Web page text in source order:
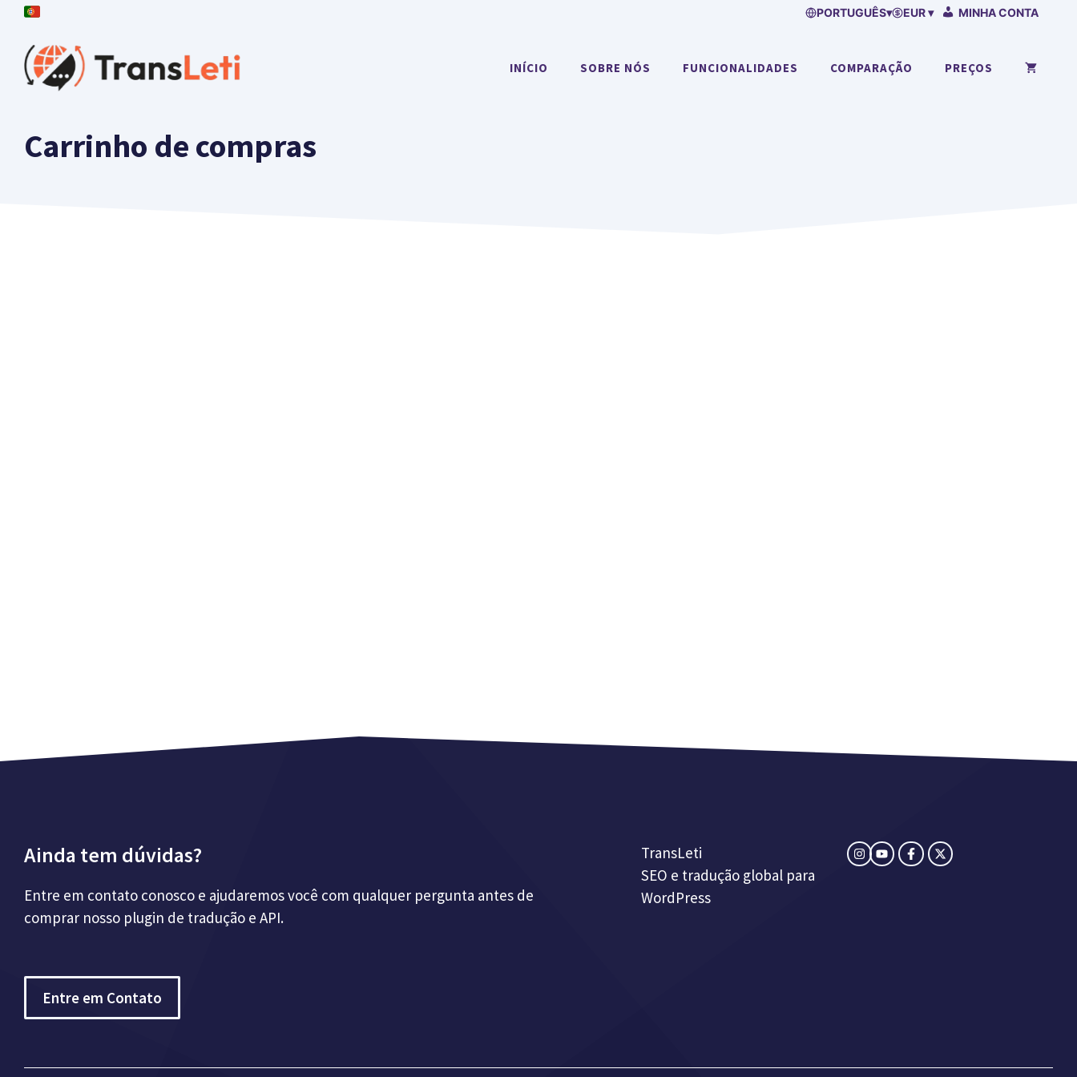
Saltar
conteúdo
🇵🇹 PORTUGUÊS▾ EUR ▾ MINHA CONTA
INÍCIO SOBRE NÓS FUNCIONALIDADES COMPARAÇÃO PREÇOS
Carrinho de compras
Ainda tem dúvidas?
Entre em contato conosco e ajudaremos você com qualquer pergunta antes de
comprar nosso plugin de tradução e API.
Entre em Contato
TransLeti
SEO e tradução global para
WordPress